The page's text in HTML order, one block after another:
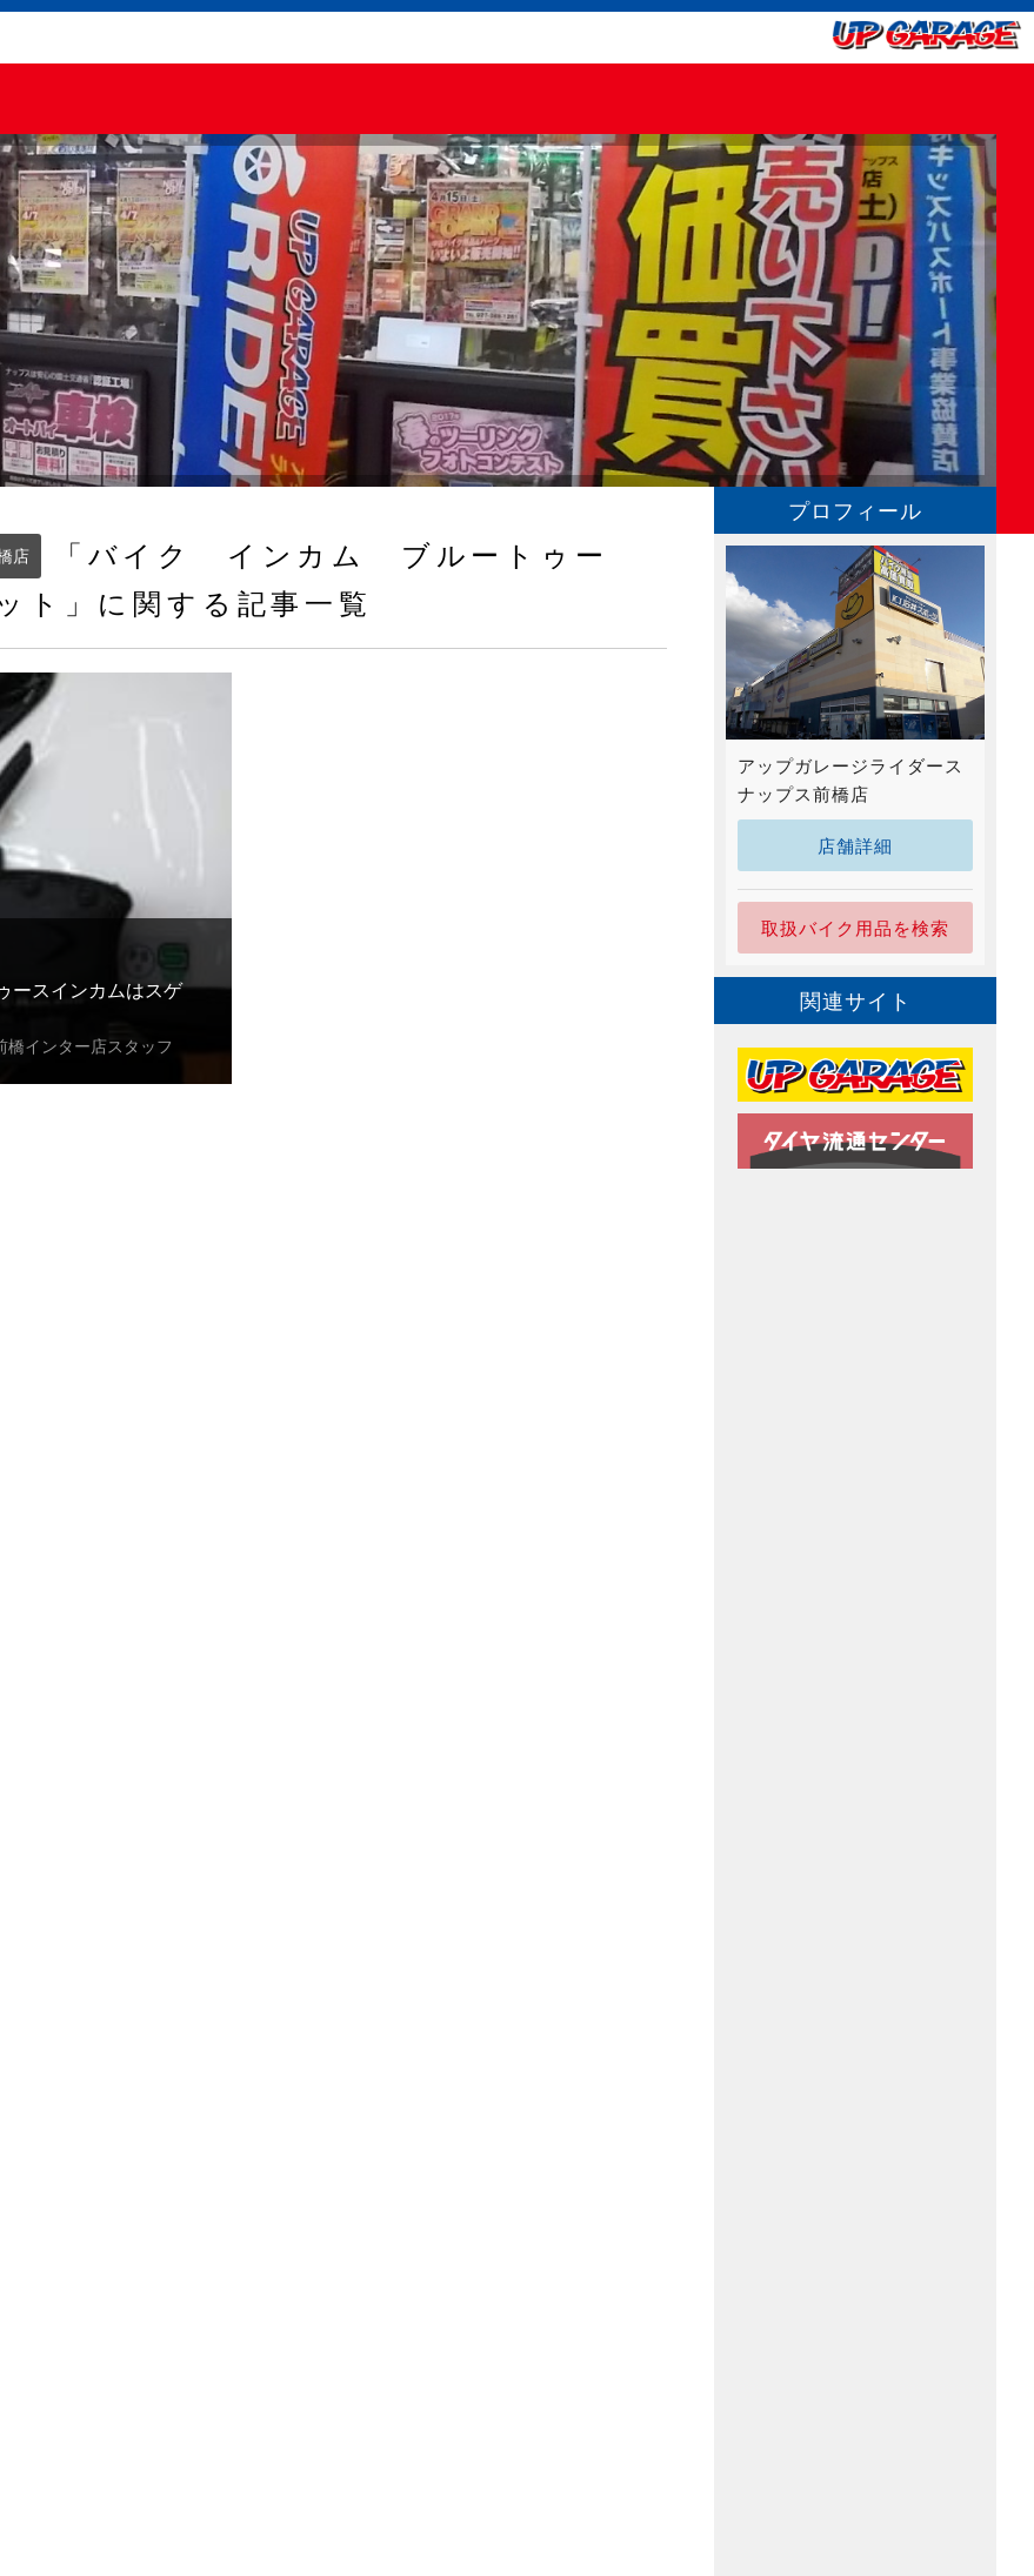
店
「バイク インカム ブルートゥー
」に関する記事一覧
ースインカムはスゲ
橋インター店スタッフ
プロフィール
アップガレージライダース
ナップス前橋店
店舗詳細
取扱バイク用品を検索
関連サイト